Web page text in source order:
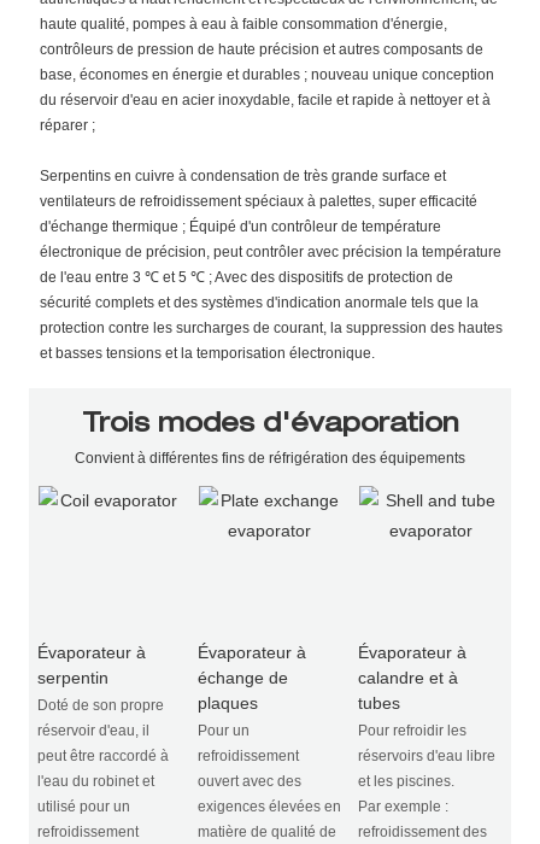
haute qualité, pompes à eau à faible consommation d'énergie,
contrôleurs de pression de haute précision et autres composants de
base, économes en énergie et durables ; nouveau unique conception
du réservoir d'eau en acier inoxydable, facile et rapide à nettoyer et à
réparer ;
Serpentins en cuivre à condensation de très grande surface et
ventilateurs de refroidissement spéciaux à palettes, super efficacité
d'échange thermique ; Équipé d'un contrôleur de température
électronique de précision, peut contrôler avec précision la température
de l'eau entre 3 ℃ et 5 ℃ ; Avec des dispositifs de protection de
sécurité complets et des systèmes d'indication anormale tels que la
protection contre les surcharges de courant, la suppression des hautes
et basses tensions et la temporisation électronique.
Trois modes d'évaporation
Convient à différentes fins de réfrigération des équipements
Évaporateur à
serpentin
Doté de son propre
réservoir d'eau, il
peut être raccordé à
l'eau du robinet et
utilisé pour un
refroidissement
Évaporateur à
échange de
plaques
Pour un
refroidissement
ouvert avec des
exigences élevées en
matière de qualité de
Évaporateur à
calandre et à
tubes
Pour refroidir les
réservoirs d'eau libre
et les piscines.
Par exemple :
refroidissement des